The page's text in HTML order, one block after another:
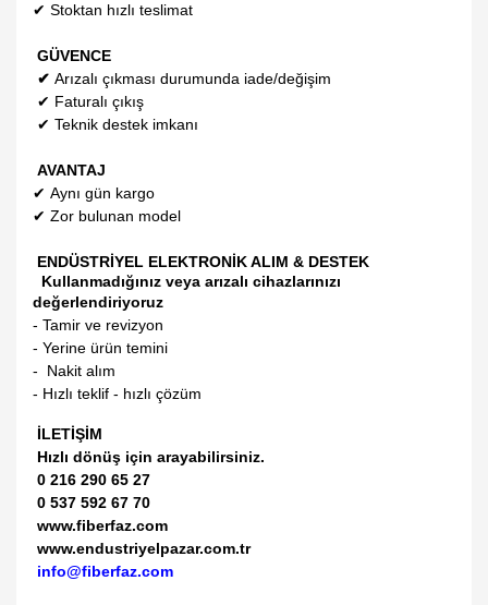
✔ Stoktan hızlı teslimat
GÜVENCE
✔ Arızalı çıkması durumunda iade/değişim
✔ Faturalı çıkış
✔ Teknik destek imkanı
AVANTAJ
✔ Aynı gün kargo
✔ Zor bulunan model
ENDÜSTRİYEL ELEKTRONİK ALIM & DESTEK
Kullanmadığınız veya arızalı cihazlarınızı
değerlendiriyoruz
- Tamir ve revizyon
- Yerine ürün temini
- Nakit alım
- Hızlı teklif - hızlı çözüm
İLETİŞİM
Hızlı dönüş için arayabilirsiniz.
0 216 290 65 27
0 537 592 67 70
www.fiberfaz.com
www.endustriyelpazar.com.tr
info@fiberfaz.com